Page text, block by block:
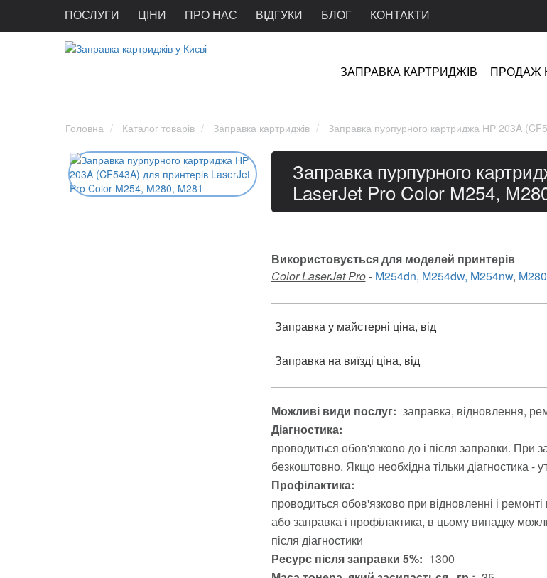
ПОСЛУГИ ЦІНИ ПРО НАС ВІДГУКИ БЛОГ КОНТАКТИ
ЗАПРАВКА КАРТРИДЖІВ ПРОДАЖ
Головна Каталог товарів Заправка картриджів Заправка пурпурного картриджа НР 203A
Заправка пурпурного
LaserJet Pro Color M254,
Використовується для моделей принтерів
Color LaserJet Pro- M254dn, M254dw, M254nw,
Заправка у майстерні ціна, від
Заправка на виїзді ціна, від
Можливі види послуг: заправка відновлення
Діагностика:
проводиться обов'язково до і після заправки. При
безкоштовно. Якщо необхідна тільки діагностика -
Профілактика:
проводиться обов'язково при відновленні і
або заправка і профілактика, в цьому випадку
після діагностики
Ресурс після заправки 5%: 1300